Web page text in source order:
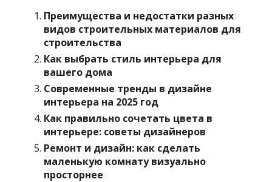
Преимущества и недостатки разных
видов строительных материалов для
строительства
Как выбрать стиль интерьера для
вашего дома
Современные тренды в дизайне
интерьера на 2025 год
Как правильно сочетать цвета в
интерьере: советы дизайнеров
Ремонт и дизайн: как сделать
маленькую комнату визуально
просторнее